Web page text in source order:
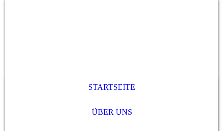
STARTSEITE
ÜBER UNS